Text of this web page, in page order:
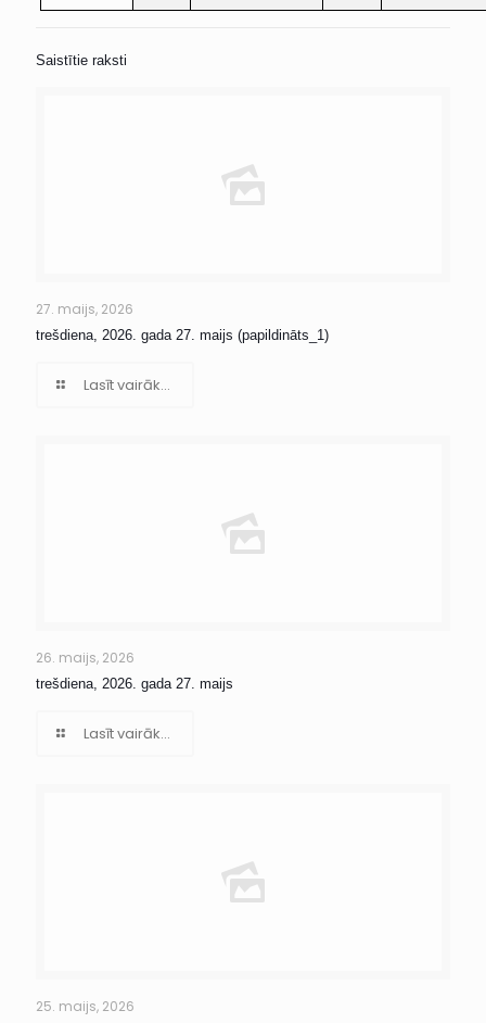
Saistītie raksti
27. maijs, 2026
trešdiena, 2026. gada 27. maijs (papildināts_1)
Lasīt vairāk...
26. maijs, 2026
trešdiena, 2026. gada 27. maijs
Lasīt vairāk...
25. maijs, 2026